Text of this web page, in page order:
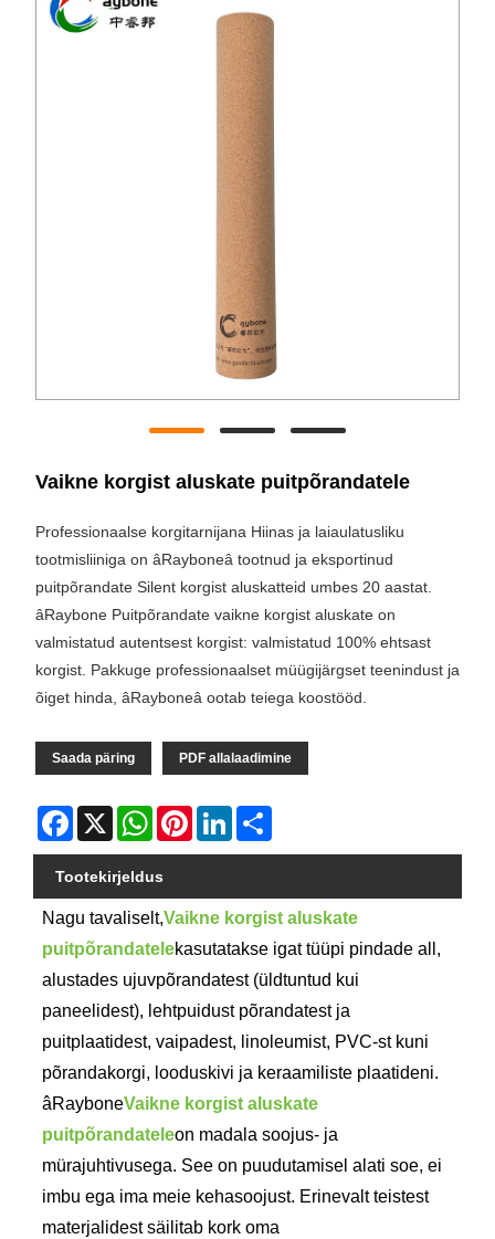
Vaikne korgist aluskate puitpõrandatele
Professionaalse korgitarnijana Hiinas ja laiaulatusliku
tootmisliiniga on âRayboneâ tootnud ja eksportinud
puitpõrandate Silent korgist aluskatteid umbes 20 aastat.
âRaybone Puitpõrandate vaikne korgist aluskate on
valmistatud autentsest korgist: valmistatud 100% ehtsast
korgist. Pakkuge professionaalset müügijärgset teenindust ja
õiget hinda, âRayboneâ ootab teiega koostööd.
Saada päring PDF allalaadimine
Facebook
X WhatsAppPinterestLinkedIn
Tootekirjeldus
Nagu tavaliselt,Vaikne korgist aluskate
puitpõrandatelekasutatakse igat tüüpi pindade all,
alustades ujuvpõrandatest (üldtuntud kui
paneelidest), lehtpuidust põrandatest ja
puitplaatidest, vaipadest, linoleumist, PVC-st kuni
põrandakorgi, looduskivi ja keraamiliste plaatideni.
âRayboneVaikne korgist aluskate
puitpõrandateleon madala soojus- ja
mürajuhtivusega. See on puudutamisel alati soe, ei
imbu ega ima meie kehasoojust. Erinevalt teistest
materjalidest säilitab kork oma